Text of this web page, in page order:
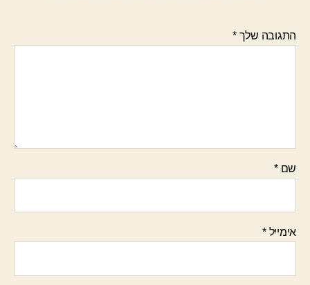
התגובה שלך*
שם*
אימייל*